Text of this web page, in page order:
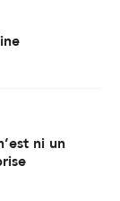
ni un